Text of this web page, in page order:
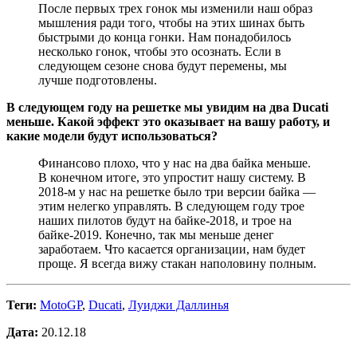
После первых трех гонок мы изменили наш образ
мышления ради того, чтобы на этих шинах быть
быстрыми до конца гонки. Нам понадобилось
несколько гонок, чтобы это осознать. Если в
следующем сезоне снова будут перемены, мы
лучше подготовлены.
В следующем году на решетке мы увидим на два Ducati
меньше. Какой эффект это оказывает на вашу работу, и
какие модели будут использоваться?
Финансово плохо, что у нас на два байка меньше.
В конечном итоге, это упростит нашу систему. В
2018-м у нас на решетке было три версии байка —
этим нелегко управлять. В следующем году трое
наших пилотов будут на байке-2018, и трое на
байке-2019. Конечно, так мы меньше денег
заработаем. Что касается организации, нам будет
проще. Я всегда вижу стакан наполовину полным.
Теги: MotoGP, Ducati, Луиджи Даллинья
Дата: 20.12.18